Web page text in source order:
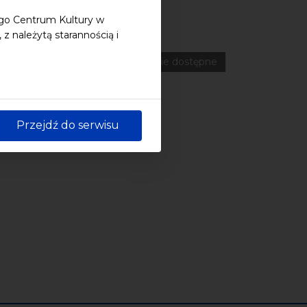
Centrum Kultury w
należytą starannością i
Przejdź do serwisu
Literatura
Online
wydarzenie dostępne